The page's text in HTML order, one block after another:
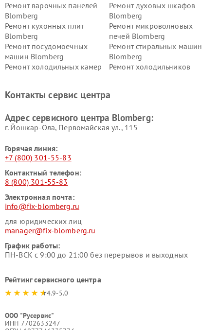
Ремонт варочных панелей
Blomberg
Ремонт духовых шкафов
Blomberg
Ремонт кухонных плит
Blomberg
Ремонт микроволновых
печей Blomberg
Ремонт посудомоечных
машин Blomberg
Ремонт стиральных машин
Blomberg
Ремонт холодильных камер
Ремонт холодильников
Контакты сервис центра
Адрес сервисного центра Blomberg:
г. Йошкар-Ола, Первомайская ул., 115
Горячая линия:
+7 (800) 301-55-83
Контактный телефон:
8 (800) 301-55-83
Электронная почта:
info@fix-blomberg.ru
для юридических лиц
manager@fix-blomberg.ru
График работы:
ПН-ВСК с 9:00 до 21:00 без перерывов и выходных
Рейтинг сервисного центра
4.9-5.0
ООО "Русервис"
ИНН 7702633247